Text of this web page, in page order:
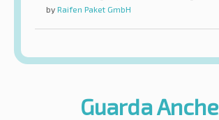
by Raifen Paket GmbH
Guarda Anche